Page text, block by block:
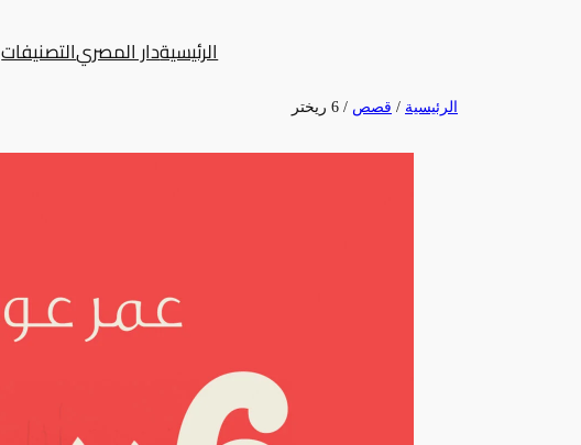
الرئيسيةدار المصريالتصنيفات
الرئيسية / قصص / 6 ريختر